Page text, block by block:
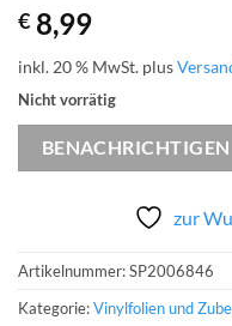
€ 8,99
inkl. 20 % MwSt. plus
Nicht vorrätig
BENACHRICHTIGEN
zur
Artikelnummer:SP2006846
Kategorie:Vinylfolien und